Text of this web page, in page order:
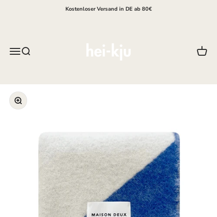
Kostenloser Versand in DE ab 80€
MenüSuche
Bild vergrößern